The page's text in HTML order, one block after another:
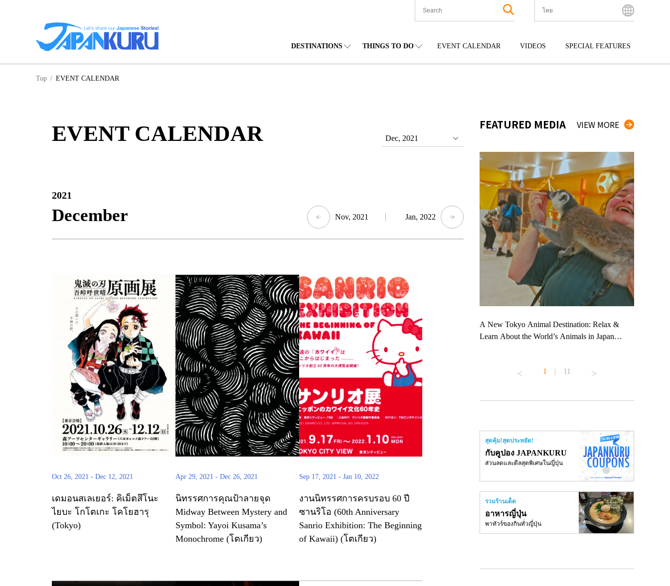
ไทย
Tiếng Việt
DESTINATIONS THINGS TO DO EVENT CALENDAR VIDEOS SPECIAL FEATURES
Top / EVENT CALENDAR
EVENT CALENDAR Dec, 2021
2021
December Nov, 2021 Jan, 2022
Oct 26, 2021 - Dec 12, 2021
เดมอนสเลเยอร์: คิเม็ตสึโนะ
ไยบะ โกโตเกะ โคโยฮารุ
(Tokyo)
Apr 29, 2021 - Dec 26, 2021
นิทรรศการคุณป้าลายจุด
Midway Between Mystery and
Symbol: Yayoi Kusama’s
Monochrome (โตเกียว)
Sep 17, 2021 - Jan 10, 2022
งานนิทรรศการครบรอบ 60 ปี
ซานริโอ (60th Anniversary
Sanrio Exhibition: The Beginning
of Kawaii) (โตเกียว)
FEATURED MEDIA VIEW MORE
Ready to see TeamLab in Kyoto!? At TeamLab
Biovortex Kyoto, the collective is taking their
acclaimed immersive art and bringing it to
Japan's ancient capital. We can't wait to see it for
ourselves this autumn!
>> Find out more at Japankuru.com! (link in bio)
#japankuru #teamlab #teamlabbiovortex #kyoto
#kyototrip #japantravel #artnews
Photos courtesy of teamLab, Exhibition view of
teamLab, courtesy Pace Gallery
A New Tokyo Animal Destination: Relax &
Learn About the World’s Animals in Japan
#japantrip #카피바라 #애니터치 #아이와가볼
#anitouchtokyodome
1 | 11
สุดคุ้ม!สุดประหยัด!
กับคูปอง JAPANKURU
ส่วนลดและดีลสุดพิเศษในญี่ปุ่น
รวมร้านเด็ด
อาหารญี่ปุ่น
พาทัวร์ของกินทั่วญี่ปุ่น